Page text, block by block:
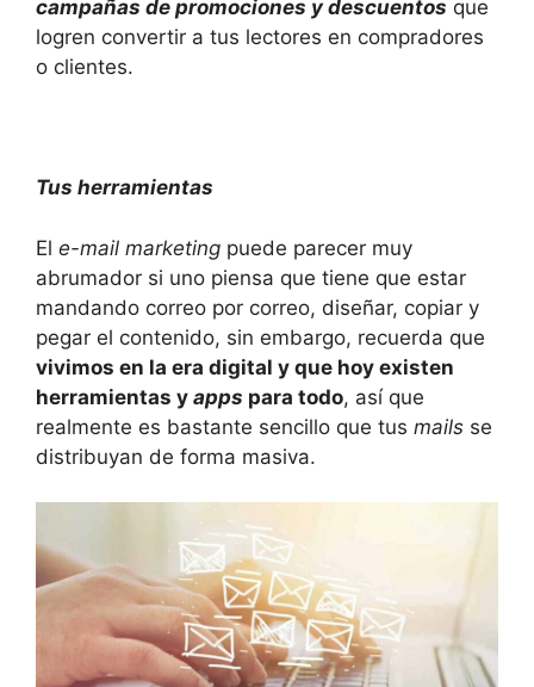
campañas de promociones y descuentos que
logren convertir a tus lectores en compradores
o clientes.
Tus herramientas
El e-mail marketing puede parecer muy
abrumador si uno piensa que tiene que estar
mandando correo por correo, diseñar, copiar y
pegar el contenido, sin embargo, recuerda que
vivimos en la era digital y que hoy existen
herramientas y apps para todo, así que
realmente es bastante sencillo que tus mails se
distribuyan de forma masiva.